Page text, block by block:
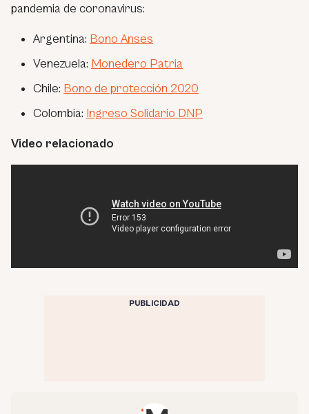
pandemia de coronavirus:
Argentina: Bono Anses
Venezuela: Monedero Patria
Chile: Bono de protección 2020
Colombia: Ingreso Solidario DNP
Video relacionado
PUBLICIDAD